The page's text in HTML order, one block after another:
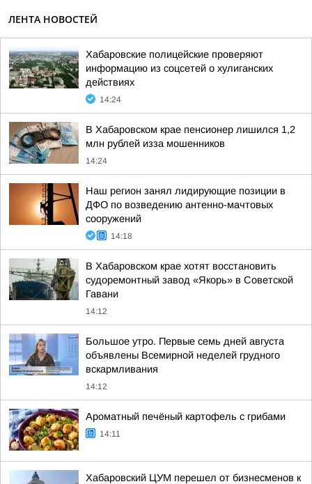
ЛЕНТА НОВОСТЕЙ
Хабаровские полицейские проверяют
информацию из соцсетей о хулиганских
действиях
14:24
В Хабаровском крае пенсионер лишился 1,2
млн рублей изза мошенников
14:24
Наш регион занял лидирующие позиции в
ДФО по возведению антенно-мачтовых
сооружений
14:18
В Хабаровском крае хотят восстановить
судоремонтный завод «Якорь» в Советской
Гавани
14:12
Большое утро. Первые семь дней августа
объявлены Всемирной неделей грудного
вскармливания
14:12
Ароматный печёный картофель с грибами
14:11
Хабаровский ЦУМ перешел от бизнесменов к